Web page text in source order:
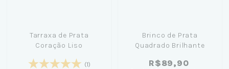
Tarraxa de Prata
Coração Liso
(1)
Brinco de Prata
Quadrado Brilhante
R$89,90